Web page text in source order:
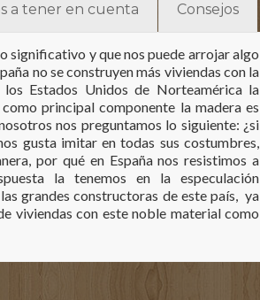
a tener en cuenta Consejos
significativo y que nos puede arrojar algo
no se construyen más viviendas con la
Estados Unidos de Norteamérica la
principal componente la madera es
nos preguntamos lo siguiente: ¿si
gusta imitar en todas sus costumbres,
por qué en España nos resistimos a
la tenemos en la especulación
grandes constructoras de este país, ya
viviendas con este noble material como